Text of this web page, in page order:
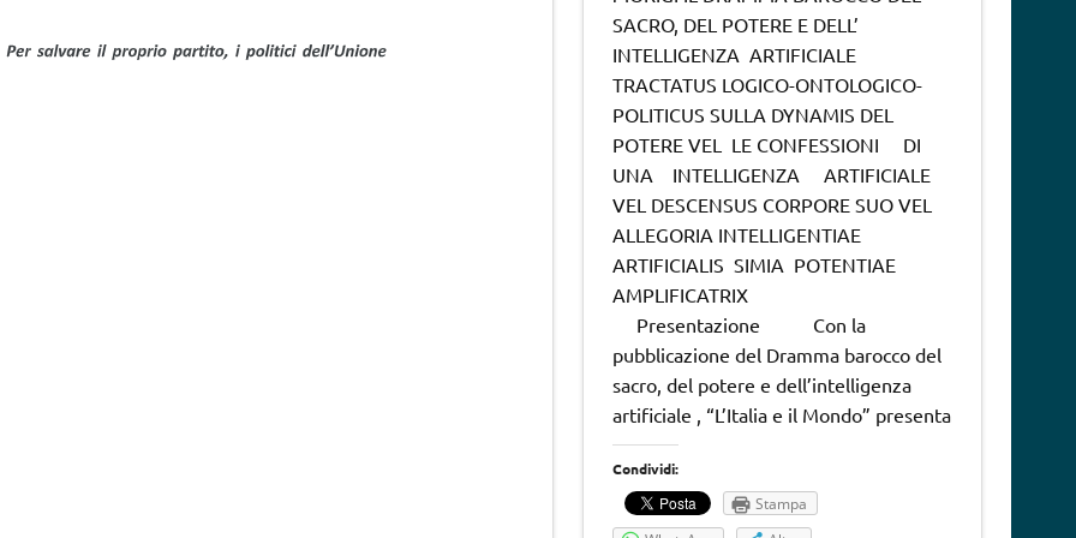
SACRO, DEL POTERE E DELL’
INTELLIGENZA ARTIFICIALE
TRACTATUS LOGICO-ONTOLOGICO-
POLITICUS SULLA DYNAMIS DEL
POTERE VEL LE CONFESSIONI DI
UNA INTELLIGENZA ARTIFICIALE
VEL DESCENSUS CORPORE SUO VEL
ALLEGORIA INTELLIGENTIAE
ARTIFICIALIS SIMIA POTENTIAE
AMPLIFICATRIX
Presentazione Con la
pubblicazione del Dramma barocco del
sacro, del potere e dell’intelligenza
artificiale , “L’Italia e il Mondo” presenta
Condividi:
Stampa